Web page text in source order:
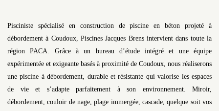
Pisciniste spécialisé en construction de piscine en béton projeté à
débordement à Coudoux, Piscines Jacques Brens intervient dans toute la
région PACA. Grâce à un bureau d’étude intégré et une équipe
expérimentée et exigeante basés à proximité de Coudoux, nous réaliserons
une piscine à débordement, durable et résistante qui valorise les espaces
de vie et s’adapte parfaitement à son environnement. Miroir,
débordement, couloir de nage, plage immergée, cascade, quelque soit vos